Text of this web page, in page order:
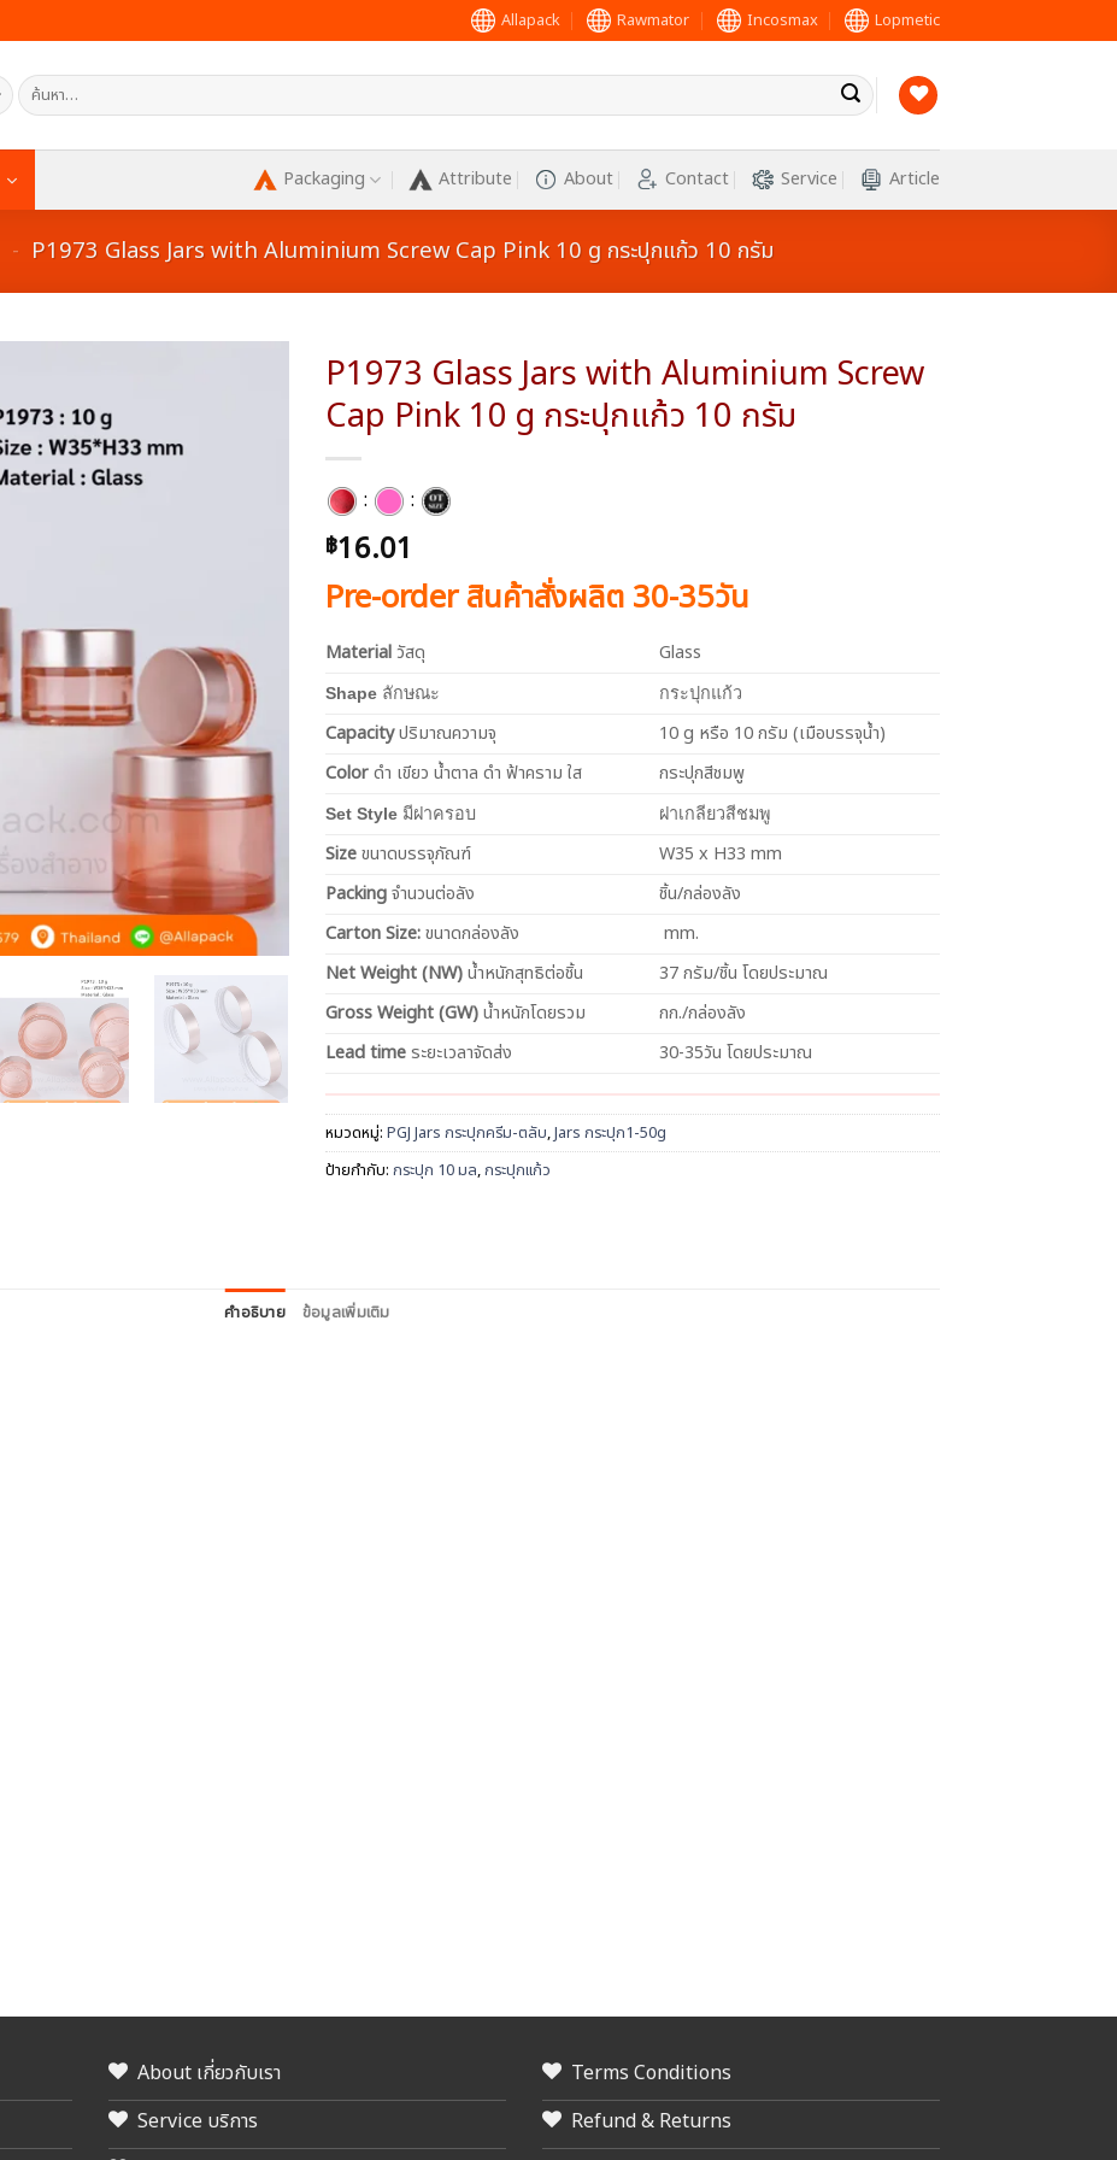
Allapack Rawmator Incosmax Lopmetic
ค้นหา:
Packaging Attribute About Contact Service Article
- P1973 Glass Jars with Aluminium Screw Cap Pink 10 g กระปุกแก้ว 10 กรัม
P1973 Glass Jars with Aluminium Screw
Cap Pink 10 g กระปุกแก้ว 10 กรัม
: :
฿16.01
Pre-order สินค้าสั่งผลิต 30-35วัน
Material วัสดุ Glass
Shape ลักษณะ กระปุกแก้ว
Capacityปริมาณความจุ
10 g หรือ 10 กรัม (เมือบรรจุน้ำ)
Colorดำ เขียว น้ำตาล ดำ ฟ้าคราม ใส กระปุกสีชมพู
Set Style มีฝาครอบ ฝาเกลียวสีชมพู
Sizeขนาดบรรจุภัณฑ์
W35 x H33 mm
Packingจำนวนต่อลัง
ชิ้น/กล่องลัง
Carton Size:ขนาดกล่องลัง
mm.
NetWeight (NW)น้ำหนักสุทธิต่อชิ้น
37 กรัม/ชิ้น โดยประมาณ
Gross Weight (GW)น้ำหนักโดยรวม
กก./กล่องลัง
Lead time ระยะเวลาจัดส่ง 30-35วัน โดยประมาณ
หมวดหมู่: PGJ Jars กระปุกครีม-ตลับ,Jars กระปุก1-50g
ป้ายกำกับ: กระปุก 10 มล,กระปุกแก้ว
คำอธิบาย ข้อมูลเพิ่มเติม
About เกี่ยวกับเรา
Service บริการ
Terms Conditions
Refund & Returns